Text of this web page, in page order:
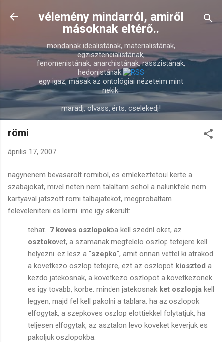
Ugrás a fő tartalomra
vélemény mindarról, amiről
másoknak eltérő..
mondanak idealistának, materialistának,
egzisztencialistának,
fenomenistának, anarchistának, rasszistának,
hedonistának.
egy igaz, másak az ontológiai nézeteim mint
nekik.
maradj, olvass, érts, cselekedj!
römi
április 17, 2007
nagynenem bevasarolt romibol, es emlekeztetoul kerte a
szabajokat, mivel neten nem talaltam sehol a nalunkfele nem
kartyaval jatszott romi talbajatekot, megprobaltam
feleveleniteni es leirni. ime igy sikerult:
tehat.. 7 koves oszlopokba kell szedni oket, az
osztokovet, a szamanak megfelelo oszlop tetejere kell
helyezni. ez lesz a "szepko", amit onnan vettel ki atrakod
a kovetkezo oszlop tetejere, ezt az oszlopot kiosztod a
kezdo jatekosnak, a kovetkezo oszlopot a kovetkezonek
es igy tovabb, korbe. minden jatekosnak ket oszlopja kell
legyen, majd fel kell pakolni a tablara. ha az oszlopok
elfogytak, a szepkoves oszlop elottiekkel folytatjuk, ha
teljesen elfogytak, az asztalon levo koveket keverjuk es
pakoljuk oszlopokba.